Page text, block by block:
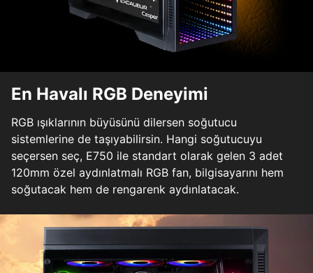
En Havalı RGB Deneyimi
RGB ışıklarının büyüsünü dilersen soğutucu
sistemlerine de taşıyabilirsin. Hangi soğutucuyu
seçersen seç, E750 ile standart olarak gelen 3 adet
120mm özel aydınlatmalı RGB fan, bilgisayarını hem
soğutacak hem de rengarenk aydınlatacak.